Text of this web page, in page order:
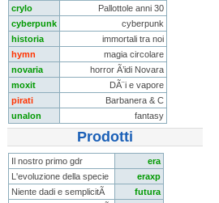
crylo
Pallottole anni 30
cyberpunk
cyberpunk
historia
immortali tra noi
hymn
magia circolare
novaria
horror Ã’idi Novara
moxit
DÃ¨i e vapore
pirati
Barbanera & C
unalon
fantasy
Prodotti
Il nostro primo gdr
era
L'evoluzione della specie
eraxp
Niente dadi e semplicitÃ
futura